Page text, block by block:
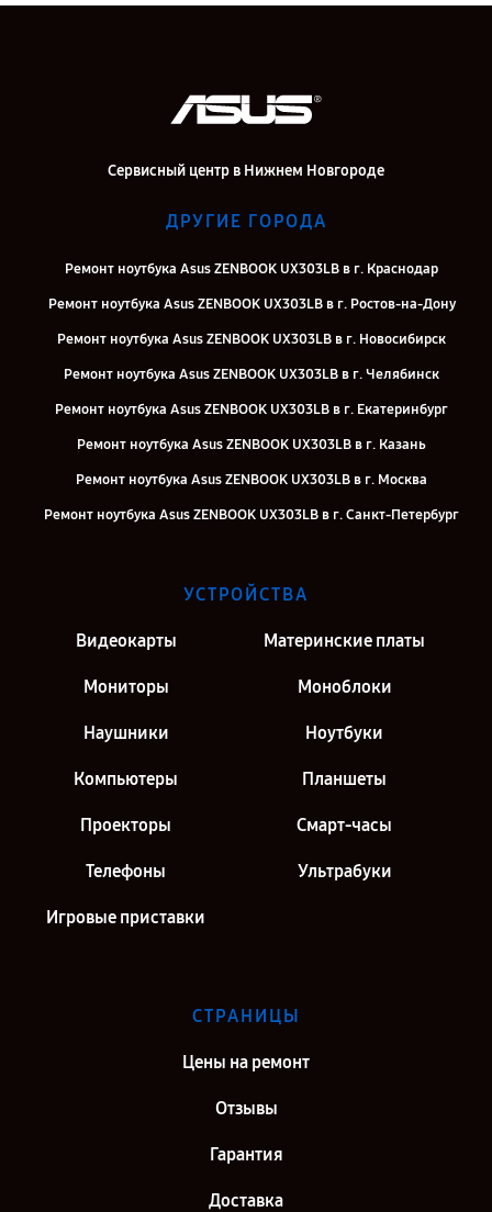
Сервисный центр в Нижнем Новгороде
ДРУГИЕ ГОРОДА
Ремонт ноутбука Asus ZENBOOK UX303LB в г. Краснодар
Ремонт ноутбука Asus ZENBOOK UX303LB в г. Ростов-на-Дону
Ремонт ноутбука Asus ZENBOOK UX303LB в г. Новосибирск
Ремонт ноутбука Asus ZENBOOK UX303LB в г. Челябинск
Ремонт ноутбука Asus ZENBOOK UX303LB в г. Екатеринбург
Ремонт ноутбука Asus ZENBOOK UX303LB в г. Казань
Ремонт ноутбука Asus ZENBOOK UX303LB в г. Москва
Ремонт ноутбука Asus ZENBOOK UX303LB в г. Санкт-Петербург
УСТРОЙСТВА
Видеокарты Материнские платы
Мониторы Моноблоки
Наушники Ноутбуки
Компьютеры Планшеты
Проекторы Смарт-часы
Телефоны Ультрабуки
Игровые приставки
СТРАНИЦЫ
Цены на ремонт
Отзывы
Гарантия
Доставка